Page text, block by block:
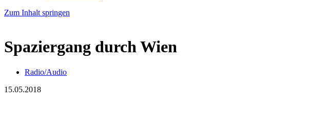
Zum Inhalt springen
Spaziergang durch Wien
Radio/Audio
15.05.2018